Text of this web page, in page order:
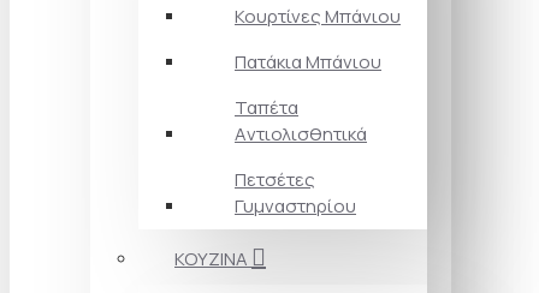
Κουρτίνες Mπάνιου
Πατάκια Mπάνιου
Ταπέτα
Aντιολισθητικά
Πετσέτες
Γυμναστηρίου
ΚΟΥΖΙΝΑ